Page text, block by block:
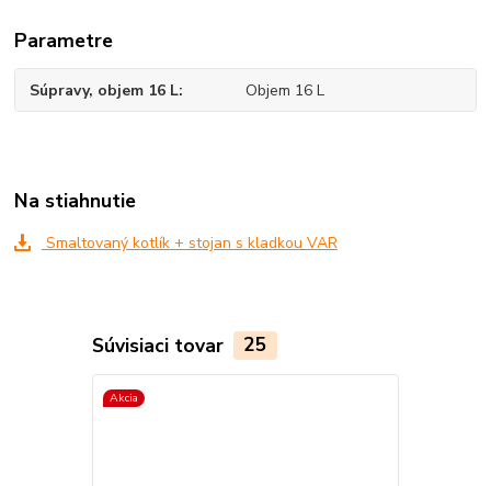
Parametre
Súpravy, objem 16 L Objem 16 L
Na stiahnutie
Smaltovaný kotlík + stojan s kladkou VAR
Súvisiaci tovar 25
Akcia